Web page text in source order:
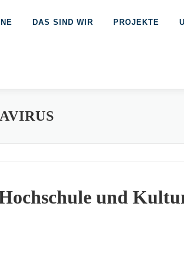
DAS SIND WIR PROJEKTE
und